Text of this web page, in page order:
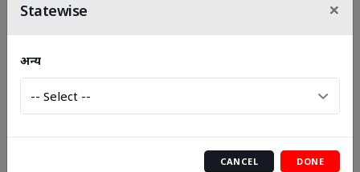
Statewise ×
अन्य
CANCEL DONE